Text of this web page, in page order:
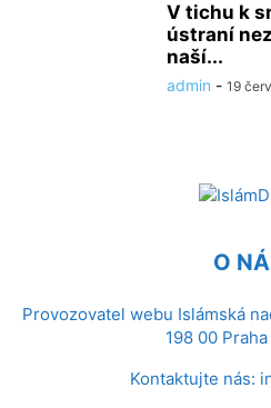
V tichu k
ústraní
naší...
admin - 19
O
Provozovatel webu Islámská
198 00
Kontaktujte nás: